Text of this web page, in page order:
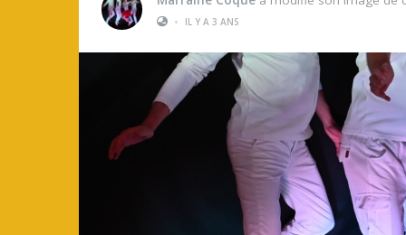
•
IL Y A 3 ANS